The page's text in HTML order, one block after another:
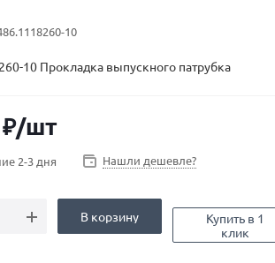
10
10 Прокладка выпускного патрубка
/шт
2-3 дня Нашли дешевле?
В корзину
Купить в 1
клик